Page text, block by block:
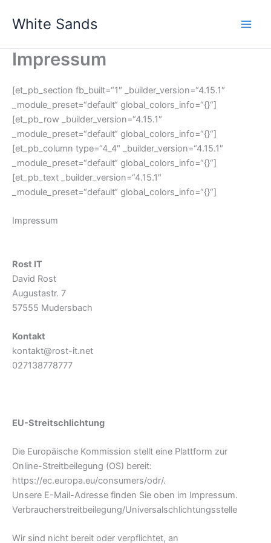
InhaltWhite Sands
Impressum
[et_pb_section fb_built=“1″ _builder_version=“4.15.1″
_module_preset=“default“ global_colors_info=“{}“]
[et_pb_row _builder_version=“4.15.1″
_module_preset=“default“ global_colors_info=“{}“]
[et_pb_column type=“4_4″ _builder_version=“4.15.1″
_module_preset=“default“ global_colors_info=“{}“]
[et_pb_text _builder_version=“4.15.1″
_module_preset=“default“ global_colors_info=“{}“]
Impressum
Rost IT
David Rost
Augustastr. 7
57555 Mudersbach
Kontakt
kontakt@rost-it.net
027138778777
EU-Streitschlichtung
Die Europäische Kommission stellt eine Plattform zur
Online-Streitbeilegung (OS) bereit:
https://ec.europa.eu/consumers/odr/.
Unsere E-Mail-Adresse finden Sie oben im Impressum.
Verbraucher­streit­beilegung/Universal­schlichtungs­stelle
Wir sind nicht bereit oder verpflichtet, an